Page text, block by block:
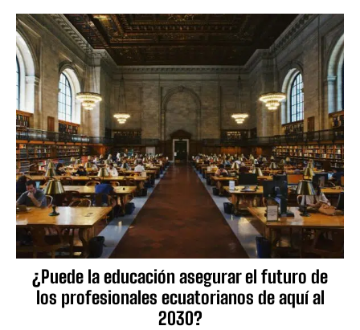
¿Puede la educación asegurar el futuro de
los profesionales ecuatorianos de aquí al
2030?